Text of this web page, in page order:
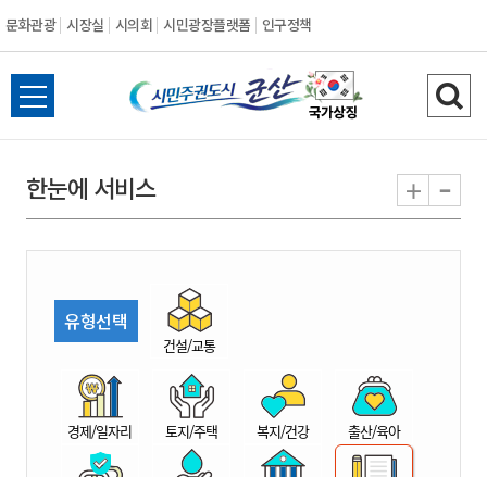
문화관광 시장실 시의회 시민광장플랫폼 인구정책
시
민
권
시
산
전
체
뉴
열
검
색
기
한눈에 서비스 + -
유형선택
건설/교통
경제/일자리 토지/주택 복지/건강 출산/육아